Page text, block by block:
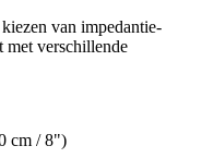
van impedantie-
met verschillende
cm / 8")